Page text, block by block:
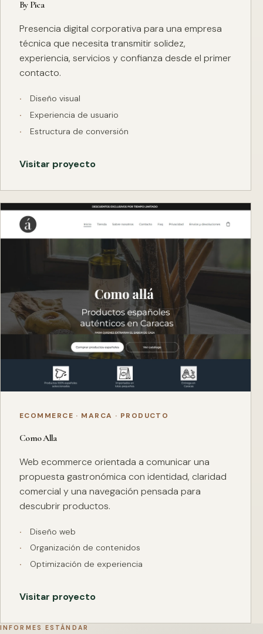
By Pica
Presencia digital corporativa para una empresa
técnica que necesita transmitir solidez,
experiencia, servicios y confianza desde el primer
contacto.
Diseño visual
Experiencia de usuario
Estructura de conversión
Visitar proyecto
ECOMMERCE · MARCA · PRODUCTO
Como Alla
Web ecommerce orientada a comunicar una
propuesta gastronómica con identidad, claridad
comercial y una navegación pensada para
descubrir productos.
Diseño web
Organización de contenidos
Optimización de experiencia
Visitar proyecto
INFORMES ESTÁNDAR